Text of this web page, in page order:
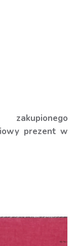
prezent w